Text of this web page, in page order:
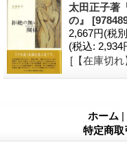
太田正子著
の』
2,667円(税
(税込: 2,934
[【在庫切れ
ホーム |
特定商取